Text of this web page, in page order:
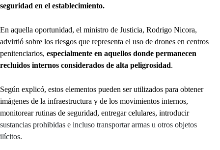
seguridad en el establecimiento.
En aquella oportunidad, el ministro de Justicia, Rodrigo Nicora,
advirtió sobre los riesgos que representa el uso de drones en centros
penitenciarios, especialmente en aquellos donde permanecen
recluidos internos considerados de alta peligrosidad.
Según explicó, estos elementos pueden ser utilizados para obtener
imágenes de la infraestructura y de los movimientos internos,
monitorear rutinas de seguridad, entregar celulares, introducir
sustancias prohibidas e incluso transportar armas u otros objetos
ilícitos.